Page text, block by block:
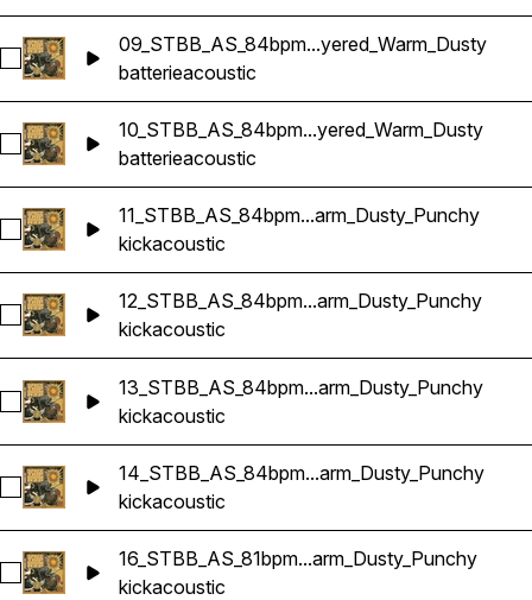
Sélectionnez
09_STBB_AS_84bpm...yered_Warm_Dusty
batterieacoustic
Sélectionnez
10_STBB_AS_84bpm...yered_Warm_Dusty
batterieacoustic
Sélectionnez
11_STBB_AS_84bpm...arm_Dusty_Punchy
kickacoustic
Sélectionnez
12_STBB_AS_84bpm...arm_Dusty_Punchy
kickacoustic
Sélectionnez
13_STBB_AS_84bpm...arm_Dusty_Punchy
kickacoustic
Sélectionnez
14_STBB_AS_84bpm...arm_Dusty_Punchy
kickacoustic
Sélectionnez
16_STBB_AS_81bpm...arm_Dusty_Punchy
kickacoustic